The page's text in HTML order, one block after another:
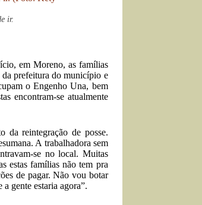
ir.
em Moreno, as famílias
da prefeitura do município e
o Engenho Una, bem
encontram-se atualmente
da reintegração de posse.
A trabalhadora sem
se no local. Muitas
estas famílias não tem pra
de pagar. Não vou botar
gente estaria agora”.